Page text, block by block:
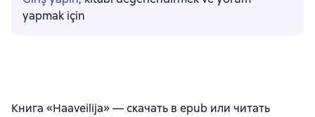
yapmak için
Книга «Haaveilija» — скачать в epub или читать